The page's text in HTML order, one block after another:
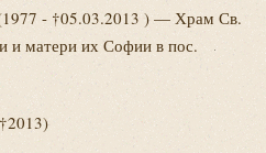
- †05.03.2013 ) — Храм Св.
матери их Софии в пос.